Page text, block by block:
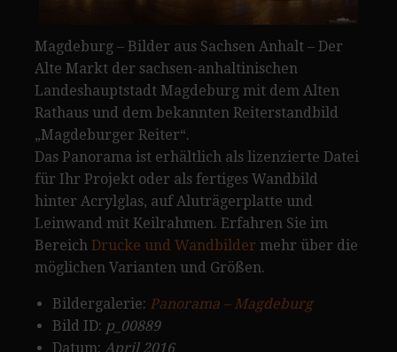
Magdeburg – Bilder aus Sachsen Anhalt – Der
Alte Markt der sachsen-anhaltinischen
Landeshauptstadt Magdeburg mit dem Alten
Rathaus und dem bekannten Reiterstandbild
„Magdeburger Reiter“.
Das Panorama ist erhältlich als lizenzierte Datei
für Ihr Projekt oder als fertiges Wandbild
hinter Acrylglas, auf Aluträgerplatte und
Leinwand mit Keilrahmen. Erfahren Sie im
Bereich Drucke und Wandbilder mehr über die
möglichen Varianten und Größen.
Bildergalerie: Panorama – Magdeburg
Bild ID: p_00889
Datum: April 2016